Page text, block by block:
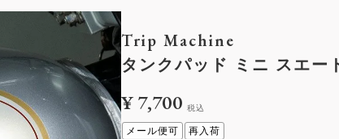
Information一覧
メルマガ購読
カタログダウンロード
リクルート
Trip Machine
タンクパッド ミニ スエー
¥7,700 税込
メール便可 再入荷